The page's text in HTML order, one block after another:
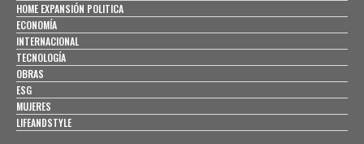
HOME EXPANSIÓN POLITICA
ECONOMÍA
INTERNACIONAL
TECNOLOGÍA
OBRAS
ESG
MUJERES
LIFEANDSTYLE